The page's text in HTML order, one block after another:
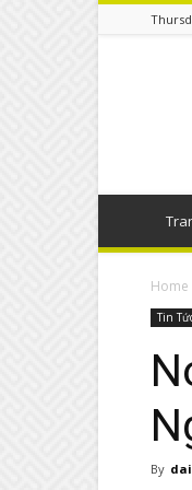
Home
Tin
By